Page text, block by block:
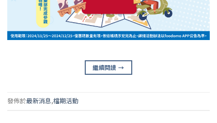
繼續閱讀→
發佈於最新消息,檔期活動